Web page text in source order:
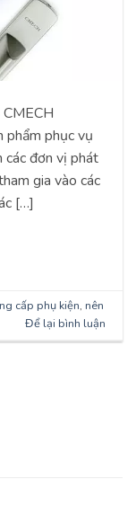
phẩm phục vụ
các đơn vị phát
gia vào các
[…]
cấp phụ kiện, nên
Để lại bình luận